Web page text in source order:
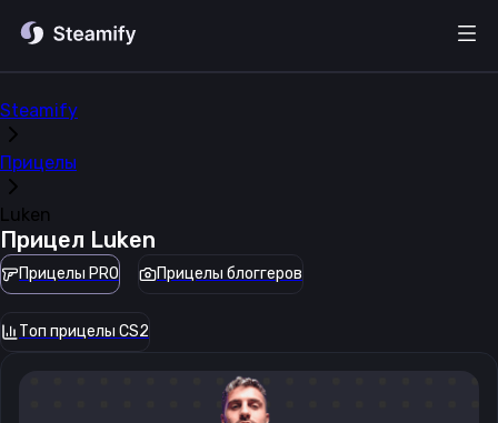
Steamify
Прицелы
Luken
Прицел Luken
Прицелы PRO Прицелы блоггеров
Топ прицелы CS2